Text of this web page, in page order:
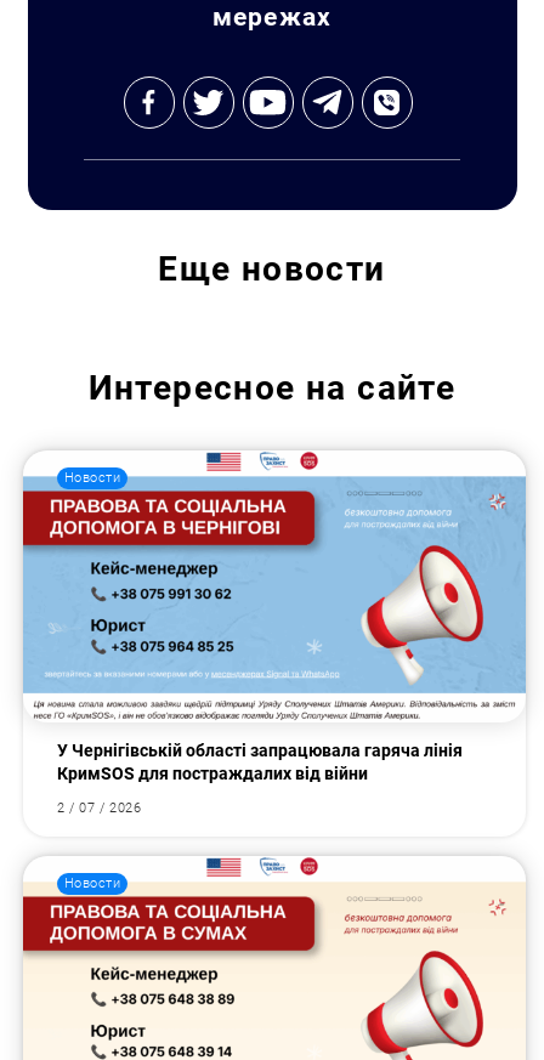
мережах
Еще новости
Интересное на сайте
Новости
У Чернігівській області запрацювала гаряча лінія
КримSOS для постраждалих від війни
2 / 07 / 2026
Новости